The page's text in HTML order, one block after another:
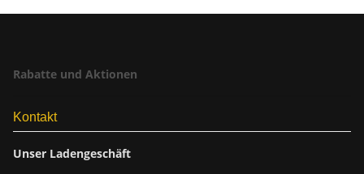
Rabatte und Aktionen
Kontakt
Unser Ladengeschäft